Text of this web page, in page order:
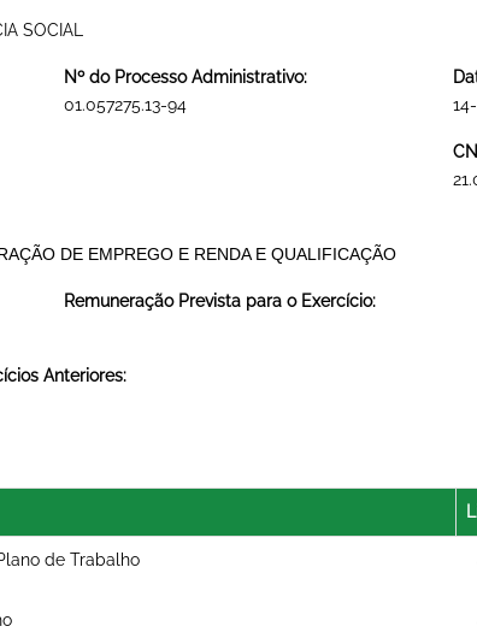
SOCIAL
Nº do Processo Administrativo:
01.057275.13-94
DE EMPREGO E RENDA E QUALIFICAÇÃO
Remuneração Prevista para o Exercício:
Anteriores:
de Trabalho